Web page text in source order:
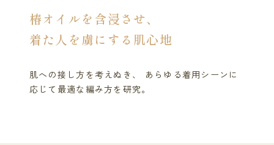
椿オイルを含浸させ、
着た人を虜にする肌心地
肌への接し方を考えぬき、 あらゆる着用シーンに
応じて最適な編み方を研究。